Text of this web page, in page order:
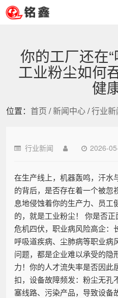
你的工厂还在
工业粉尘如何
健
位置： 首页 /新闻中心/行业新
行业新闻 2026-
在生产线上，机器轰鸣，汗水
的背后，是否存在着一个被忽
息地侵蚀着你的生产力、员工
的，就是工业粉尘！ 你是否
危机四伏，职业病风险高企：
呼吸道疾病、尘肺病等职业病
问题，都是企业难以承受的隐
力！你的人才流失率是否因此
扣，设备故障频发：粉尘无孔
塞线路、污染产品，导致设备